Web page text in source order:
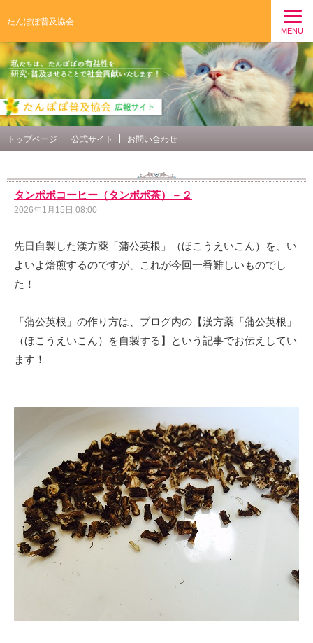
たんぽぽ普及協会
MENU
トップページ 公式サイト お問い合わせ
タンポポコーヒー（タンポポ茶）－２
2026年1月15日 08:00
先日自製した漢方薬「蒲公英根」（ほこうえいこん）を、い
よいよ焙煎するのですが、これが今回一番難しいものでし
た！
「蒲公英根」の作り方は、ブログ内の【漢方薬「蒲公英根」
（ほこうえいこん）を自製する】という記事でお伝えしてい
ます！